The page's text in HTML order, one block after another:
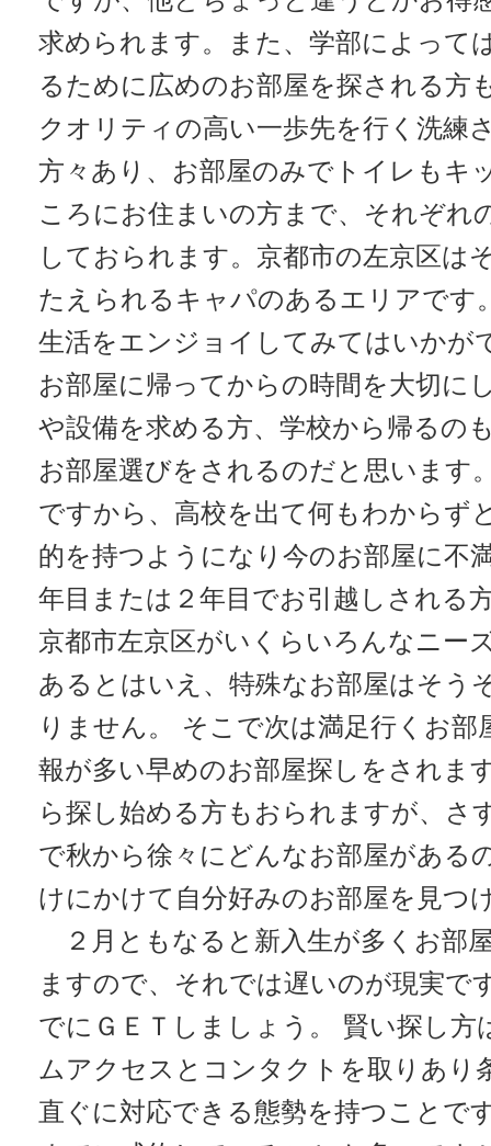
求められます。また、学部によって
るために広めのお部屋を探される方
クオリティの高い一歩先を行く洗練
方々あり、お部屋のみでトイレもキ
ころにお住まいの方まで、それぞれ
しておられます。京都市の左京区は
たえられるキャパのあるエリアです
生活をエンジョイしてみてはいかが
お部屋に帰ってからの時間を大切に
や設備を求める方、学校から帰るの
お部屋選びをされるのだと思います
ですから、高校を出て何もわからず
的を持つようになり今のお部屋に不
年目または２年目でお引越しされる
京都市左京区がいくらいろんなニー
あるとはいえ、特殊なお部屋はそう
りません。 そこで次は満足行くお部
報が多い早めのお部屋探しをされま
ら探し始める方もおられますが、さ
で秋から徐々にどんなお部屋がある
けにかけて自分好みのお部屋を見つ
２月ともなると新入生が多くお部
ますので、それでは遅いのが現実で
でにＧＥＴしましょう。 賢い探し方
ムアクセスとコンタクトを取りあり
直ぐに対応できる態勢を持つことで